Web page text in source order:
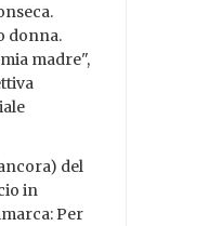
donna.
madre",
del
in
Per